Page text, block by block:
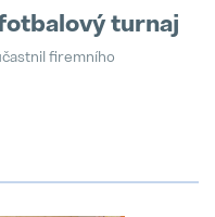
turnaj
firemního